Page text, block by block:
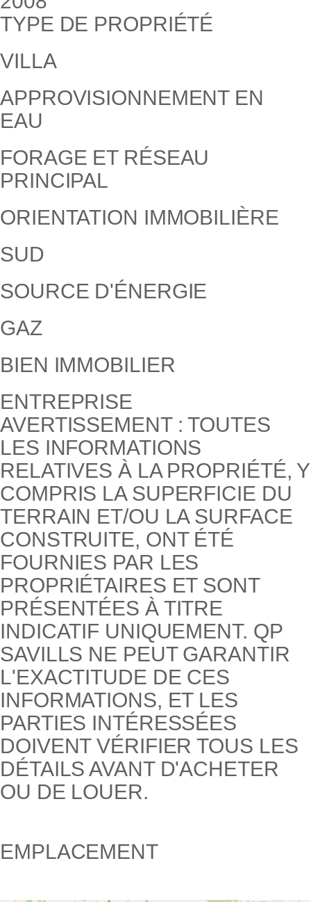
TYPE DE PROPRIÉTÉ
VILLA
APPROVISIONNEMENT EN
EAU
FORAGE ET RÉSEAU
PRINCIPAL
ORIENTATION IMMOBILIÈRE
SUD
SOURCE D'ÉNERGIE
GAZ
BIEN IMMOBILIER
ENTREPRISE
AVERTISSEMENT : TOUTES
LES INFORMATIONS
RELATIVES À LA PROPRIÉTÉ, Y
COMPRIS LA SUPERFICIE DU
TERRAIN ET/OU LA SURFACE
CONSTRUITE, ONT ÉTÉ
FOURNIES PAR LES
PROPRIÉTAIRES ET SONT
PRÉSENTÉES À TITRE
INDICATIF UNIQUEMENT. QP
SAVILLS NE PEUT GARANTIR
L'EXACTITUDE DE CES
INFORMATIONS, ET LES
PARTIES INTÉRESSÉES
DOIVENT VÉRIFIER TOUS LES
DÉTAILS AVANT D'ACHETER
OU DE LOUER.
EMPLACEMENT